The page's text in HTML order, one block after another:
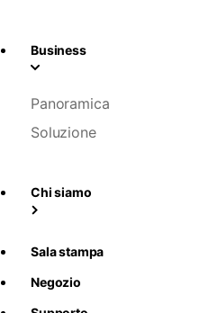
Business
Panoramica
Soluzione
Chi siamo
Sala stampa
Negozio